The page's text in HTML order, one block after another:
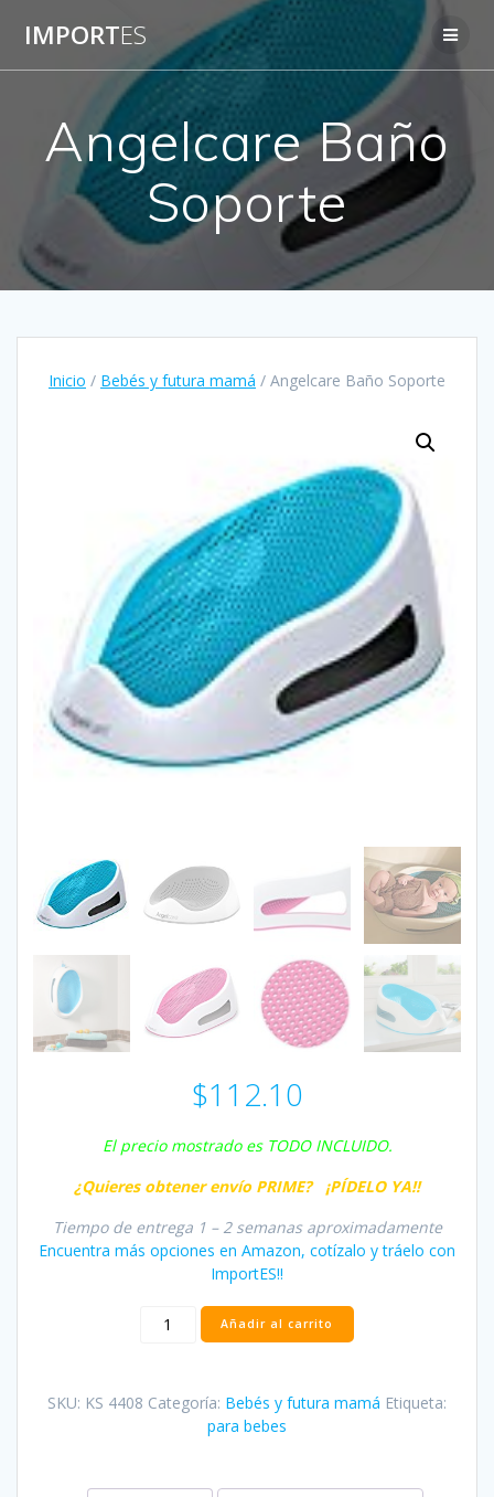
Saltar
al
contenido
IMPORTES
Angelcare Baño
Soporte
Inicio / Bebés y futura mamá / Angelcare Baño Soporte
$112.10
El precio mostrado es TODO INCLUIDO.
¿Quieres obtener envío PRIME? ¡PÍDELO YA!!
Tiempo de entrega 1 – 2 semanas aproximadamente
Encuentra más opciones en Amazon, cotízalo y tráelo con
ImportES!!
Angelcare
Baño
Añadir al carrito
SKU: KS 4408 Categoría: Bebés y futura mamá Etiqueta:
para bebes